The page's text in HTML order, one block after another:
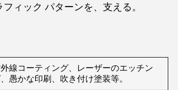
ィック パターンを、支える。
線コーティング、レーザーのエッチン
愚かな印刷、吹き付け塗装等。